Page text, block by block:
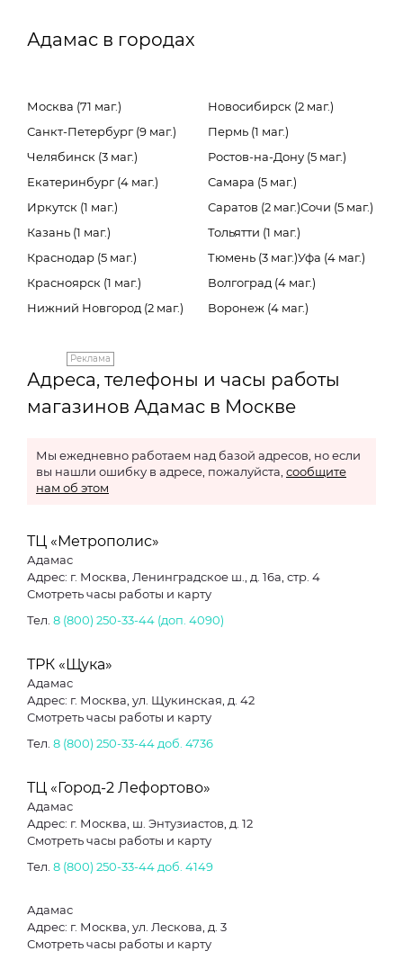
Адамас в городах
Москва (71 маг.)
Санкт-Петербург (9 маг.)
Челябинск (3 маг.)
Екатеринбург (4 маг.)
Иркутск (1 маг.)
Казань (1 маг.)
Краснодар (5 маг.)
Красноярск (1 маг.)
Нижний Новгород (2 маг.)
Новосибирск (2 маг.)
Пермь (1 маг.)
Ростов-на-Дону (5 маг.)
Самара (5 маг.)
Саратов (2 маг.)Сочи (5 маг.)
Тольятти (1 маг.)
Тюмень (3 маг.)Уфа (4 маг.)
Волгоград (4 маг.)
Воронеж (4 маг.)
Реклама
Адреса, телефоны и часы работы
магазинов Адамас в Москве
Мы ежедневно работаем над базой адресов, но если
вы нашли ошибку в адресе, пожалуйста, сообщите
нам об этом
ТЦ «Метрополис»
Адамас
Адрес: г. Москва, Ленинградское ш., д. 16а, стр. 4
Смотреть часы работы и карту
Тел. 8 (800) 250-33-44 (доп. 4090)
ТРК «Щука»
Адамас
Адрес: г. Москва, ул. Щукинская, д. 42
Смотреть часы работы и карту
Тел. 8 (800) 250-33-44 доб. 4736
ТЦ «Город-2 Лефортово»
Адамас
Адрес: г. Москва, ш. Энтузиастов, д. 12
Смотреть часы работы и карту
Тел. 8 (800) 250-33-44 доб. 4149
Адамас
Адрес: г. Москва, ул. Лескова, д. 3
Смотреть часы работы и карту